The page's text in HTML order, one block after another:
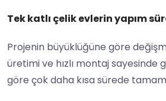
Tek katlı çelik evlerin yapım
Projenin büyüklüğüne göre
üretimi ve hızlı montaj sayesinde
göre çok daha kısa sürede